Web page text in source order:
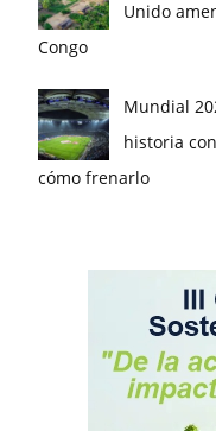
Unido
Congo
Mundial
historia
cómo frenarlo